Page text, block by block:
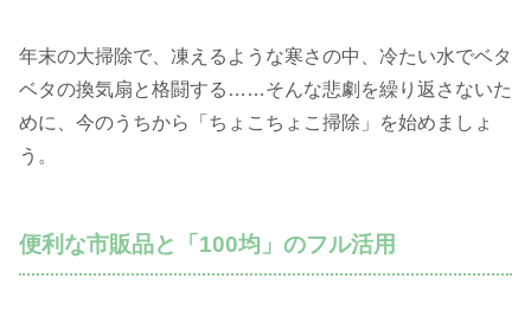
年末の大掃除で、凍えるような寒さの中、冷たい水でベタ
ベタの換気扇と格闘する……そんな悲劇を繰り返さないた
めに、今のうちから「ちょこちょこ掃除」を始めましょ
う。
便利な市販品と「100均」のフル活用